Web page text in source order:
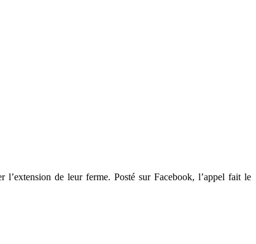
de leur ferme. Posté sur Facebook, l’appel fait le